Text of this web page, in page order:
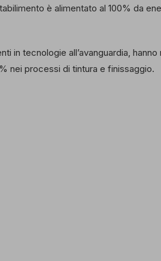
è alimentato al 100% da
in tecnologie all’avanguardia,
nei processi di tintura e finissaggio.